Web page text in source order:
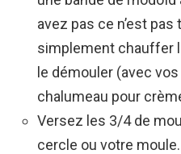
avez pas ce n’est pas
simplement chauffer
le démouler (avec
chalumeau pour
Versez les 3/4 de
cercle ou votre moule.